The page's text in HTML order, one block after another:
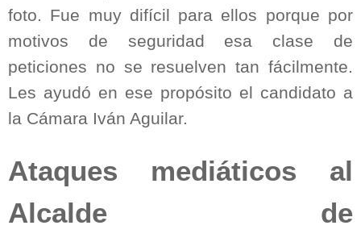
foto. Fue muy difícil para ellos porque por
motivos de seguridad esa clase de
peticiones no se resuelven tan fácilmente.
Les ayudó en ese propósito el candidato a
la Cámara Iván Aguilar.
Ataques mediáticos al
Alcalde de